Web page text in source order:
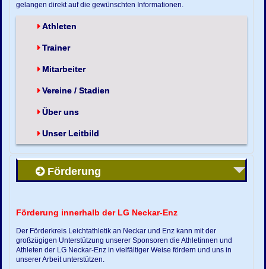
gelangen direkt auf die gewünschten Informationen.
Athleten
Trainer
Mitarbeiter
Vereine / Stadien
Über uns
Unser Leitbild
Förderung
Förderung innerhalb der LG Neckar-Enz
Der Förderkreis Leichtathletik an Neckar und Enz kann mit der
großzügigen Unterstützung unserer Sponsoren die Athletinnen und
Athleten der LG Neckar-Enz in vielfältiger Weise fördern und uns in
unserer Arbeit unterstützen.